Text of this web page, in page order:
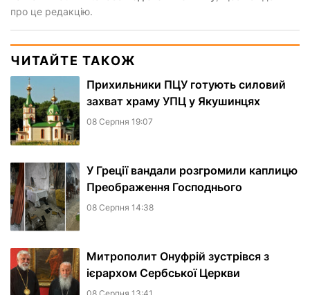
про це редакцію.
ЧИТАЙТЕ ТАКОЖ
Прихильники ПЦУ готують силовий
захват храму УПЦ у Якушинцях
08 Серпня 19:07
У Греції вандали розгромили каплицю
Преображення Господнього
08 Серпня 14:38
Митрополит Онуфрій зустрівся з
ієрархом Сербської Церкви